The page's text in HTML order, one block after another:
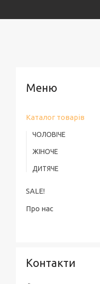
Каталог товарів
ЧОЛОВІЧЕ
ЖІНОЧЕ
ДИТЯЧЕ
SALE!
Про нас
Контакти